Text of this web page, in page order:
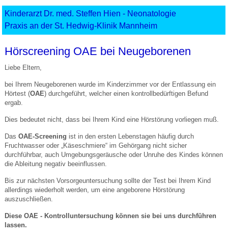
Kinderarzt Dr. med. Steffen Hien - Neonatologie
Praxis an der St. Hedwig-Klinik Mannheim
Hörscreening OAE bei Neugeborenen
Liebe Eltern,
bei Ihrem Neugeborenen wurde im Kinderzimmer vor der Entlassung ein
Hörtest (OAE) durchgeführt, welcher einen kontrollbedürftigen Befund
ergab.
Dies bedeutet nicht, dass bei Ihrem Kind eine Hörstörung vorliegen muß.
Das OAE-Screening ist in den ersten Lebenstagen häufig durch
Fruchtwasser oder „Käseschmiere“ im Gehörgang nicht sicher
durchführbar, auch Umgebungsgeräusche oder Unruhe des Kindes können
die Ableitung negativ beeinflussen.
Bis zur nächsten Vorsorgeuntersuchung sollte der Test bei Ihrem Kind
allerdings wiederholt werden, um eine angeborene Hörstörung
auszuschließen.
Diese OAE - Kontrolluntersuchung können sie bei uns durchführen
lassen.